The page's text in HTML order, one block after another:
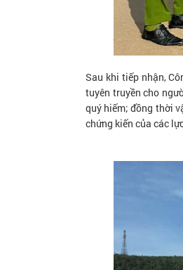
Sau khi tiếp nhận,
tuyên truyền cho
quý hiếm; đồng thời
chứng kiến của các